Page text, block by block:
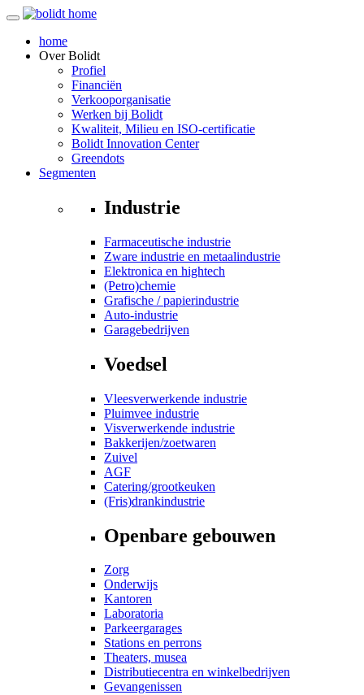
home
OverBolidt
Profiel
Financiën
Verkooporganisatie
Werken bij Bolidt
Kwaliteit, Milieu en ISO-certificatie
Bolidt Innovation Center
Greendots
Segmenten
Industrie
Farmaceutische industrie
Zware industrie en metaalindustrie
Elektronica en hightech
(Petro)chemie
Grafische / papierindustrie
Auto-industrie
Garagebedrijven
Voedsel
Vleesverwerkende industrie
Pluimvee industrie
Visverwerkende industrie
Bakkerijen/zoetwaren
Zuivel
AGF
Catering/grootkeuken
(Fris)drankindustrie
Openbare gebouwen
Zorg
Onderwijs
Kantoren
Laboratoria
Parkeergarages
Stations en perrons
Theaters, musea
Distributiecentra en winkelbedrijven
Gevangenissen